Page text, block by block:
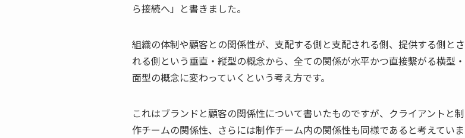
ら接続へ」と書きました。
組織の体制や顧客との関係性が、支配する側と支配される側、提供する側とさ
れる側という垂直・縦型の概念から、全ての関係が水平かつ直接繫がる横型・
面型の概念に変わっていくという考え方です。
これはブランドと顧客の関係性について書いたものですが、クライアントと制
作チームの関係性、さらには制作チーム内の関係性も同様であると考えていま